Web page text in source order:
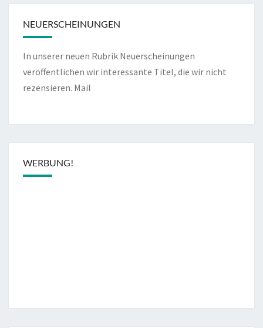
NEUERSCHEINUNGEN
In unserer neuen Rubrik Neuerscheinungen
veröffentlichen wir interessante Titel, die wir nicht
rezensieren. Mail
WERBUNG!